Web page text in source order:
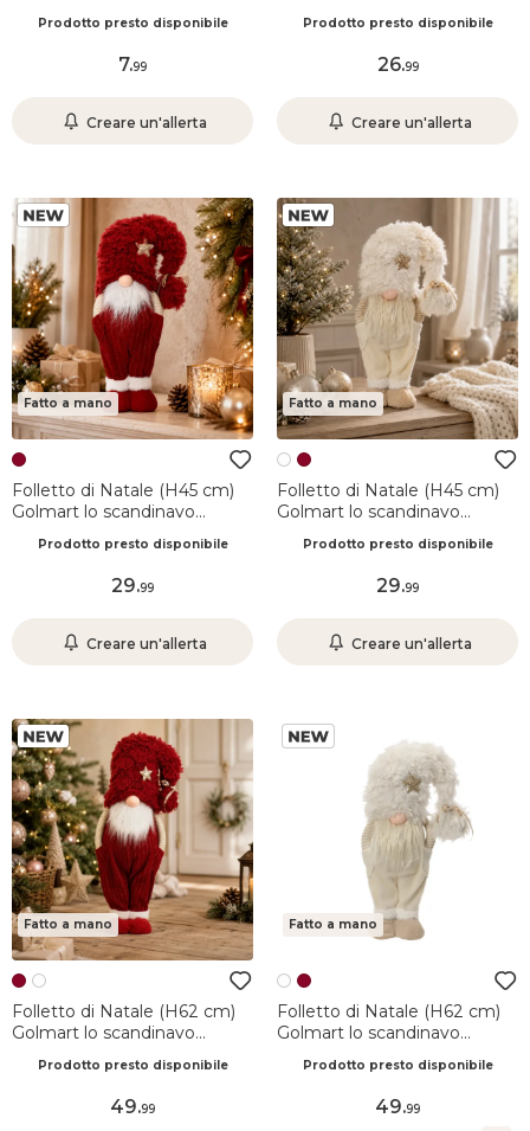
Prodotto presto disponibile
7.99
Creare un'allerta
Prodotto presto disponibile
26.99
Creare un'allerta
Fatto a mano
Folletto di Natale (H45 cm)
Golmart lo scandinavo
Prodotto presto disponibile
29.99
Creare un'allerta
Fatto a mano
Folletto di Natale (H45 cm)
Golmart lo scandinavo
Prodotto presto disponibile
29.99
Creare un'allerta
Fatto a mano
Folletto di Natale (H62 cm)
Golmart lo scandinavo
Prodotto presto disponibile
49.99
Fatto a mano
Folletto di Natale (H62 cm)
Golmart lo scandinavo
Prodotto presto disponibile
49.99